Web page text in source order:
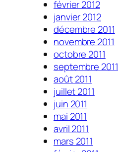
février 2012
janvier 2012
décembre 2011
novembre 2011
octobre 2011
septembre 2011
août 2011
juillet 2011
juin 2011
mai 2011
avril 2011
mars 2011